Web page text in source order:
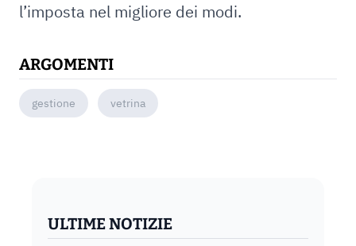
l’imposta nel migliore dei modi.
ARGOMENTI
gestione vetrina
ULTIME NOTIZIE